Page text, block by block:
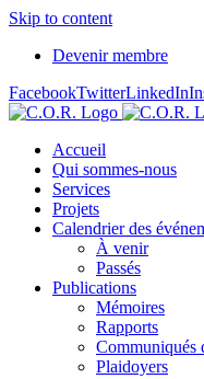
Skip to content
Devenir membre
FacebookTwitterLinkedIn
Accueil
Qui sommes-nous
Services
Projets
Calendrier des
À venir
Passés
Publications
Mémoires
Rapports
Communiqués
Plaidoyers